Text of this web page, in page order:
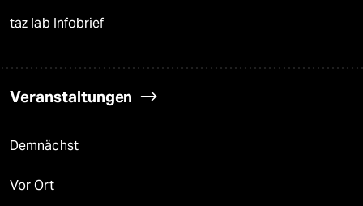
taz lab Infobrief
Veranstaltungen
Demnächst
Vor Ort